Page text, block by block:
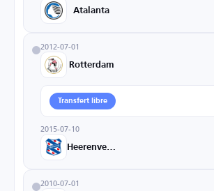
Atalanta
2012-07-01
Rotterdam
Transfert libre
2015-07-10
2010-07-01